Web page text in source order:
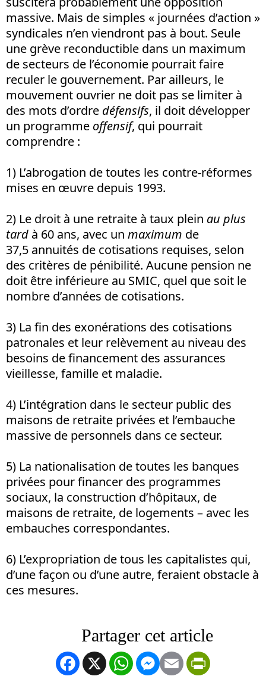
massive. Mais de simples « journées d’action »
syndicales n’en viendront pas à bout. Seule
une grève reconductible dans un maximum
de secteurs de l’économie pourrait faire
reculer le gouvernement. Par ailleurs, le
mouvement ouvrier ne doit pas se limiter à
des mots d’ordre défensifs, il doit développer
un programme offensif, qui pourrait
comprendre :
1) L’abrogation de toutes les contre-réformes
mises en œuvre depuis 1993.
2) Le droit à une retraite à taux plein au plus
tard à 60 ans, avec un maximum de
37,5 annuités de cotisations requises, selon
des critères de pénibilité. Aucune pension ne
doit être inférieure au SMIC, quel que soit le
nombre d’années de cotisations.
3) La fin des exonérations des cotisations
patronales et leur relèvement au niveau des
besoins de financement des assurances
vieillesse, famille et maladie.
4) L’intégration dans le secteur public des
maisons de retraite privées et l’embauche
massive de personnels dans ce secteur.
5) La nationalisation de toutes les banques
privées pour financer des programmes
sociaux, la construction d’hôpitaux, de
maisons de retraite, de logements – avec les
embauches correspondantes.
6) L’expropriation de tous les capitalistes qui,
d’une façon ou d’une autre, feraient obstacle à
ces mesures.
Facebook
X WhatsApp
Messenger
Email